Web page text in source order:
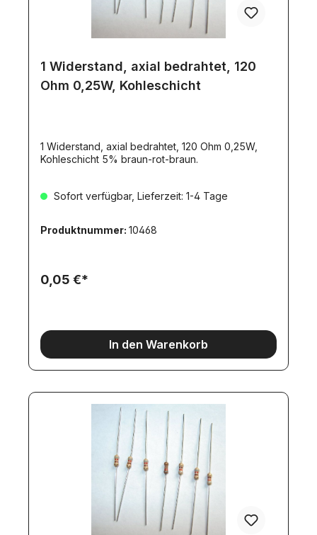
1 Widerstand, axial bedrahtet, 120
Ohm 0,25W, Kohleschicht
1 Widerstand, axial bedrahtet, 120 Ohm 0,25W,
Kohleschicht 5% braun-rot-braun.
Sofort verfügbar, Lieferzeit: 1-4 Tage
Produktnummer: 10468
0,05 €*
In den Warenkorb